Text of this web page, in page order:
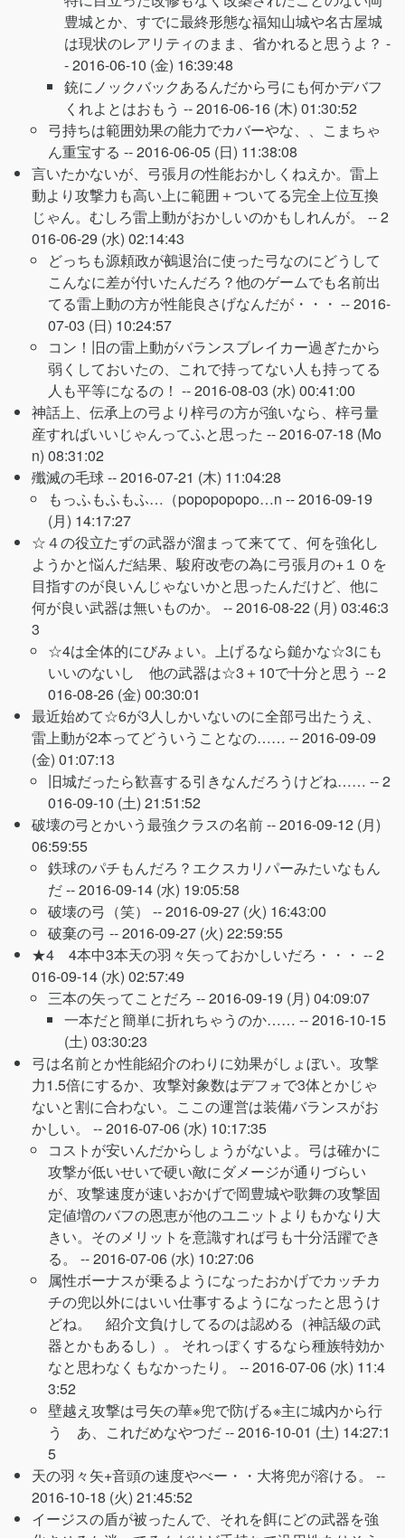
豊城とか、すでに最終形態な福知山城や名古屋城
は現状のレアリティのまま、省かれると思うよ？ -
-2016-06-10 (金) 16:39:48
銃にノックバックあるんだから弓にも何かデバフ
くれよとはおもう --2016-06-16 (木) 01:30:52
弓持ちは範囲効果の能力でカバーやな、、こまちゃ
ん重宝する --2016-06-05 (日) 11:38:08
言いたかないが、弓張月の性能おかしくねえか。雷上
動より攻撃力も高い上に範囲＋ついてる完全上位互換
じゃん。むしろ雷上動がおかしいのかもしれんが。 --2
016-06-29 (水) 02:14:43
どっちも源頼政が鵺退治に使った弓なのにどうして
こんなに差が付いたんだろ？他のゲームでも名前出
てる雷上動の方が性能良さげなんだが・・・ --2016-
07-03 (日) 10:24:57
コン！旧の雷上動がバランスブレイカー過ぎたから
弱くしておいたの、これで持ってない人も持ってる
人も平等になるの！ --2016-08-03 (水) 00:41:00
神話上、伝承上の弓より梓弓の方が強いなら、梓弓量
産すればいいじゃんってふと思った --2016-07-18 (Mo
n) 08:31:02
殲滅の毛球 --2016-07-21 (木) 11:04:28
もっふもふもふ…（popopopopo…n --2016-09-19
(月) 14:17:27
☆４の役立たずの武器が溜まって来てて、何を強化し
ようかと悩んだ結果、駿府改壱の為に弓張月の+１０を
目指すのが良いんじゃないかと思ったんだけど、他に
何が良い武器は無いものか。 --2016-08-22 (月) 03:46:3
3
☆4は全体的にびみょい。上げるなら鎚かな☆3にも
いいのないし 他の武器は☆3＋10で十分と思う --2
016-08-26 (金) 00:30:01
最近始めて☆6が3人しかいないのに全部弓出たうえ、
雷上動が2本ってどういうことなの…… --2016-09-09
(金) 01:07:13
旧城だったら歓喜する引きなんだろうけどね…… --2
016-09-10 (土) 21:51:52
破壊の弓とかいう最強クラスの名前 --2016-09-12 (月)
06:59:55
鉄球のパチもんだろ？エクスカリパーみたいなもん
だ --2016-09-14 (水) 19:05:58
破壊の弓（笑） --2016-09-27 (火) 16:43:00
破棄の弓 --2016-09-27 (火) 22:59:55
★4 4本中3本天の羽々矢っておかしいだろ・・・ --2
016-09-14 (水) 02:57:49
三本の矢ってことだろ --2016-09-19 (月) 04:09:07
一本だと簡単に折れちゃうのか…… --2016-10-15
(土) 03:30:23
弓は名前とか性能紹介のわりに効果がしょぼい。攻撃
力1.5倍にするか、攻撃対象数はデフォで3体とかじゃ
ないと割に合わない。ここの運営は装備バランスがお
かしい。 --2016-07-06 (水) 10:17:35
コストが安いんだからしょうがないよ。弓は確かに
攻撃が低いせいで硬い敵にダメージが通りづらい
が、攻撃速度が速いおかげで岡豊城や歌舞の攻撃固
定値増のバフの恩恵が他のユニットよりもかなり大
きい。そのメリットを意識すれば弓も十分活躍でき
る。 --2016-07-06 (水) 10:27:06
属性ボーナスが乗るようになったおかげでカッチカ
チの兜以外にはいい仕事するようになったと思うけ
どね。 紹介文負けしてるのは認める（神話級の武
器とかもあるし）。 それっぽくするなら種族特効か
なと思わなくもなかったり。 --2016-07-06 (水) 11:4
3:52
壁越え攻撃は弓矢の華※兜で防げる※主に城内から行
う あ、これだめなやつだ --2016-10-01 (土) 14:27:1
5
天の羽々矢+音頭の速度やべー・・大将兜が溶ける。 --
2016-10-18 (火) 21:45:52
イージスの盾が被ったんで、それを餌にどの武器を強